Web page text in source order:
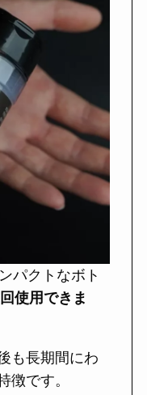
パクトなボト
使用できま
も長期間にわ
徴です。